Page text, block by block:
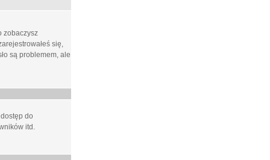
zobaczysz
się,
są problemem, ale
do
itd.